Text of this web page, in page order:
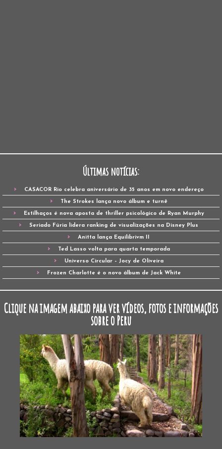
Últimas notícias:
CASACOR Rio celebra aniversário de 35 anos em novo endereço
The Strokes lança novo álbum e turnê
Estilhaços é nova aposta de thriller psicológico de Ryan Murphy
Seriado Fúria lidera ranking de visualizações na Disney Plus
Anitta lança Equilibrivm II
Ted Lasso volta para quarta temporada
Universo Circular – Jocy de Oliveira
Frozen Charlotte é o novo álbum de Jack White
Clique na imagem abaixo para ver vídeos, fotos e informações
sobre o Peru